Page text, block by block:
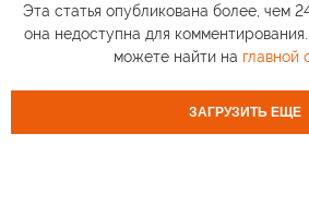
Эта статья опубликована более, чем
она недоступна для
можете найти на главной
ЗАГРУЗИТЬ ЕЩЕ